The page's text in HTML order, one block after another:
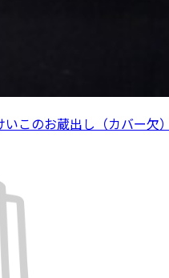
いこのお蔵出し（カバー欠